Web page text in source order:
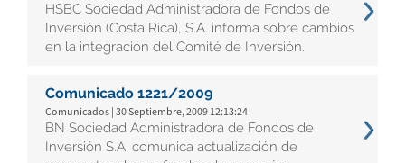
HSBC Sociedad Administradora de Fondos de
Inversión (Costa Rica), S.A. informa sobre cambios
en la integración del Comité de Inversión.
Comunicado 1221/2009
Comunicados | 30 Septiembre, 2009 12:13:24
BN Sociedad Administradora de Fondos de
Inversión S.A. comunica actualización de